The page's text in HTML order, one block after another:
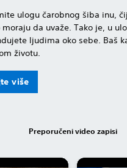
ulogu čarobnog šiba inu,
moraju da uvaže. Tako je, u
ljudima oko sebe. Baš
životu.
više
Preporučeni video zapisi